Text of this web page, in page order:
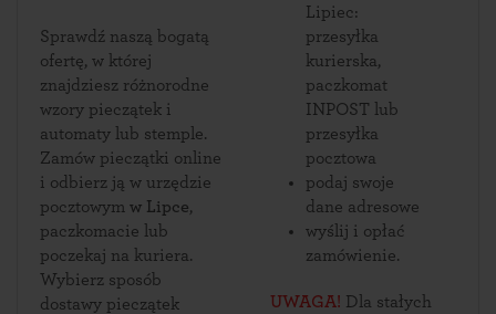
Sprawdź naszą bogatą
ofertę, w której
znajdziesz różnorodne
wzory pieczątek i
automaty lub stemple.
Zamów pieczątki online
i odbierz ją w urzędzie
pocztowym w Lipce,
paczkomacie lub
poczekaj na kuriera.
Wybierz sposób
dostawy pieczątek
Lipiec:
przesyłka
kurierska,
paczkomat
INPOST lub
przesyłka
pocztowa
podaj swoje
dane adresowe
wyślij i opłać
zamówienie.
UWAGA! Dla stałych